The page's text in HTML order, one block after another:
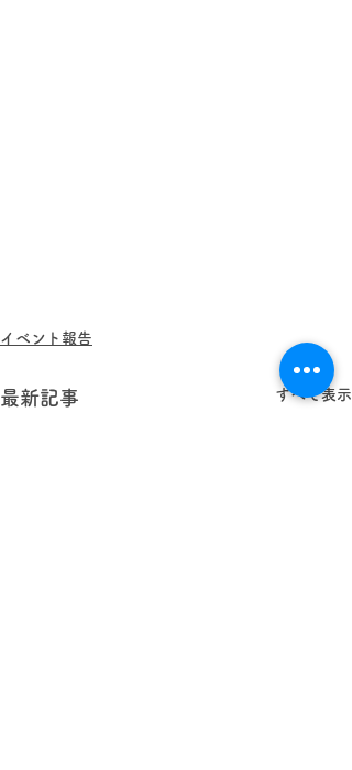
イベント報告
最新記事 すべて表示